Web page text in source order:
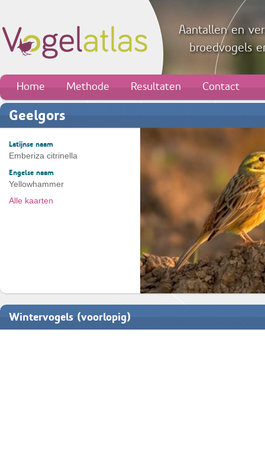
Aantallen en
broedvogels
Home Methode Resultaten Contact
Geelgors
Latijnse naam
Emberiza citrinella
Engelse naam
Yellowhammer
Alle kaarten
Wintervogels (voorlopig)